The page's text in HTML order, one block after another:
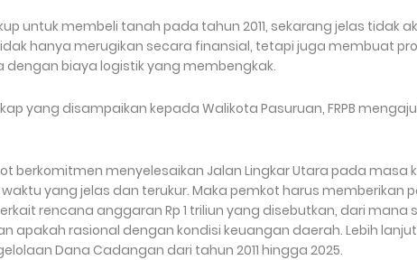
untuk membeli tanah pada tahun 2011, sekarang jelas tidak
hanya merugikan secara finansial, tetapi juga membuat
dengan biaya logistik yang membengkak.
yang disampaikan kepada Walikota Pasuruan, FRPB
berkomitmen menyelesaikan Jalan Lingkar Utara pada masa
yang jelas dan terukur. Maka pemkot harus memberikan
rencana anggaran Rp 1 triliun yang disebutkan, dari
apakah rasional dengan kondisi keuangan daerah. Lebih
Dana Cadangan dari tahun 2011 hingga 2025.